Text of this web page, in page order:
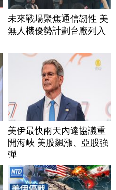
未來戰場聚焦通信韌性 美
無人機優勢計劃台廠列入
美伊最快兩天內達協議重
開海峽 美股飆漲、亞股強
彈